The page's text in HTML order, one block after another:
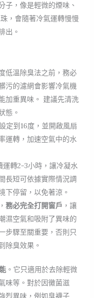
子，像是輕微的煙味、
，會隨著冷氣運轉慢慢
出。
低溫除臭法之前，務必
污的濾網會影響冷氣機
加重異味。 建議先清洗
態。
定到16度，並開啟風扇
運轉，加速空氣中的水
運轉2-3小時，讓冷凝水
長短可依據實際情況調
下停留，以免著涼。
務必完全打開窗戶 ，讓
濕空氣和吸附了異味的
步驟至關重要，否則只
除臭效果。
。它只適用於去除輕微
味等。對於因黴菌滋
烈異味，例如臭襪子